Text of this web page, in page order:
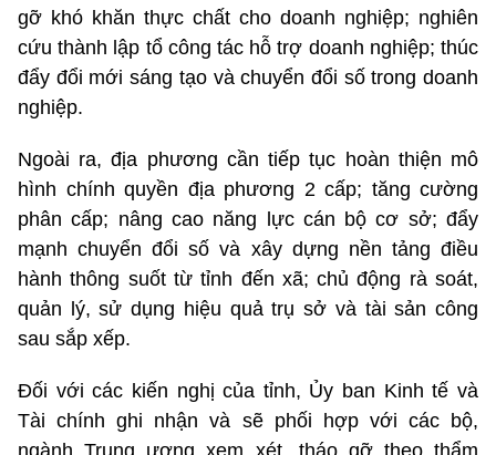
gỡ khó khăn thực chất cho doanh nghiệp; nghiên
cứu thành lập tổ công tác hỗ trợ doanh nghiệp; thúc
đẩy đổi mới sáng tạo và chuyển đổi số trong doanh
nghiệp.
Ngoài ra, địa phương cần tiếp tục hoàn thiện mô
hình chính quyền địa phương 2 cấp; tăng cường
phân cấp; nâng cao năng lực cán bộ cơ sở; đẩy
mạnh chuyển đổi số và xây dựng nền tảng điều
hành thông suốt từ tỉnh đến xã; chủ động rà soát,
quản lý, sử dụng hiệu quả trụ sở và tài sản công
sau sắp xếp.
Đối với các kiến nghị của tỉnh, Ủy ban Kinh tế và
Tài chính ghi nhận và sẽ phối hợp với các bộ,
ngành Trung ương xem xét, tháo gỡ theo thẩm